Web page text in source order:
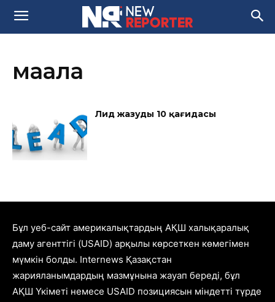
мақала
Лид жазудың 10 қағидасы
Бұл уеб-сайт америкалықтардың АҚШ халықаралық
даму агенттігі (USAID) арқылы көрсеткен көмегімен
мүмкін болды. Internews Қазақстан
жарияланымдардың мазмұнына жауап береді, бұл
АҚШ Үкіметі немесе USAID позициясын міндетті түрде